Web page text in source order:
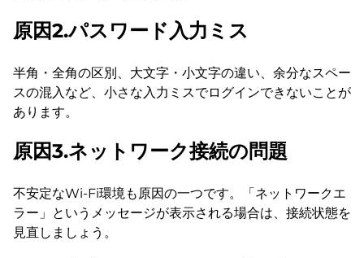
原因2.パスワード入力ミス
半角・全角の区別、大文字・小文字の違い、余分なスペー
スの混入など、小さな入力ミスでログインできないことが
あります。
原因3.ネットワーク接続の問題
不安定なWi-Fi環境も原因の一つです。「ネットワークエ
ラー」というメッセージが表示される場合は、接続状態を
見直しましょう。